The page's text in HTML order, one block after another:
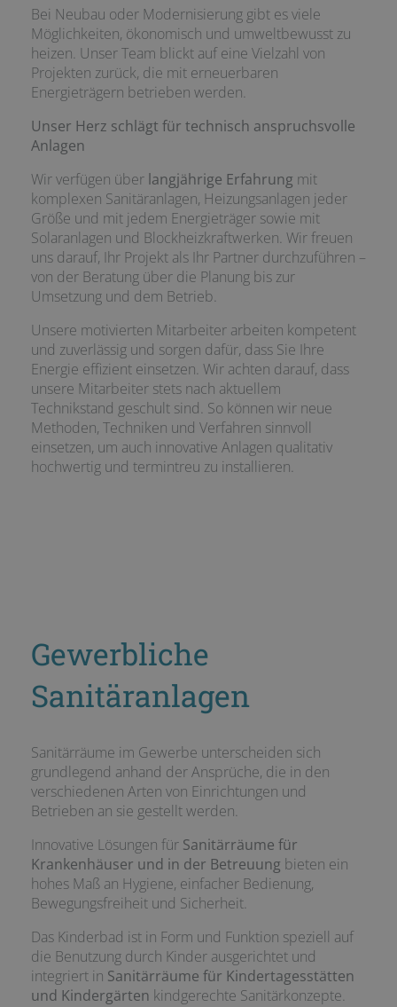
Bei Neubau oder Modernisierung gibt es viele
Möglichkeiten, ökonomisch und umweltbewusst zu
heizen. Unser Team blickt auf eine Vielzahl von
Projekten zurück, die mit erneuerbaren
Energieträgern betrieben werden.
Unser Herz schlägt für technisch anspruchsvolle
Anlagen
Wir verfügen über langjährige Erfahrung mit
komplexen Sanitäranlagen, Heizungsanlagen jeder
Größe und mit jedem Energieträger sowie mit
Solaranlagen und Blockheizkraftwerken. Wir freuen
uns darauf, Ihr Projekt als Ihr Partner durchzuführen –
von der Beratung über die Planung bis zur
Umsetzung und dem Betrieb.
Unsere motivierten Mitarbeiter arbeiten kompetent
und zuverlässig und sorgen dafür, dass Sie Ihre
Energie effizient einsetzen. Wir achten darauf, dass
unsere Mitarbeiter stets nach aktuellem
Technikstand geschult sind. So können wir neue
Methoden, Techniken und Verfahren sinnvoll
einsetzen, um auch innovative Anlagen qualitativ
hochwertig und termintreu zu installieren.
Gewerbliche
Sanitäranlagen
Sanitärräume im Gewerbe unterscheiden sich
grundlegend anhand der Ansprüche, die in den
verschiedenen Arten von Einrichtungen und
Betrieben an sie gestellt werden.
Innovative Lösungen für Sanitärräume für
Krankenhäuser und in der Betreuung bieten ein
hohes Maß an Hygiene, einfacher Bedienung,
Bewegungsfreiheit und Sicherheit.
Das Kinderbad ist in Form und Funktion speziell auf
die Benutzung durch Kinder ausgerichtet und
integriert in Sanitärräume für Kindertagesstätten
und Kindergärten kindgerechte Sanitärkonzepte.